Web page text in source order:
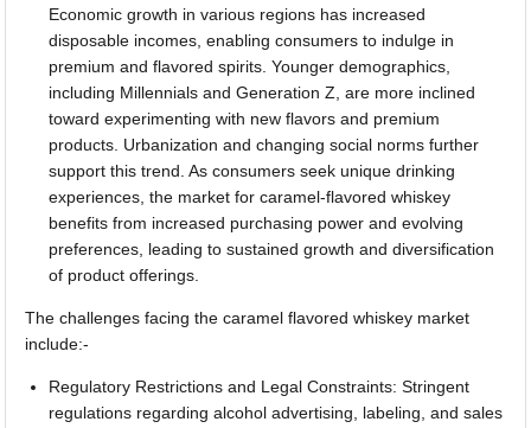
Economic growth in various regions has increased
disposable incomes, enabling consumers to indulge in
premium and flavored spirits. Younger demographics,
including Millennials and Generation Z, are more inclined
toward experimenting with new flavors and premium
products. Urbanization and changing social norms further
support this trend. As consumers seek unique drinking
experiences, the market for caramel-flavored whiskey
benefits from increased purchasing power and evolving
preferences, leading to sustained growth and diversification
of product offerings.
The challenges facing the caramel flavored whiskey market
include:-
Regulatory Restrictions and Legal Constraints: Stringent
regulations regarding alcohol advertising, labeling, and sales